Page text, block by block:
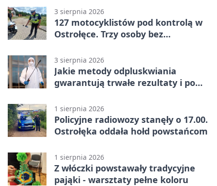
3 sierpnia 2026
127 motocyklistów pod kontrolą w
Ostrołęce. Trzy osoby bez
3 sierpnia 2026
Jakie metody odpluskwiania
gwarantują trwałe rezultaty i po
wykonawcę?
1 sierpnia 2026
Policyjne radiowozy stanęły o 17.00.
Ostrołęka oddała hołd powstańcom
1 sierpnia 2026
Z włóczki powstawały tradycyjne
pająki - warsztaty pełne koloru